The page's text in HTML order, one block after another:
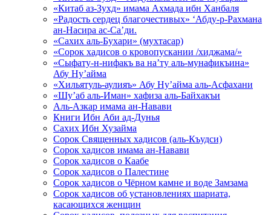
«Китаб аз-Зухд» имама Ахмада ибн Ханбаля
«Радость сердец благочестивых» ‘Абду-р-Рахмана
ан-Насира ас-Са’ди.
«Сахих аль-Бухари» (мухтасар)
«Сорок хадисов о кровопускании /хиджама/»
«Сыфату-н-нифакъ ва на’ту аль-мунафикъина»
Абу Ну’айма
«Хильятуль-аулияъ» Абу Ну’айма аль-Асфахани
«Шу’аб аль-Иман» хафиза аль-Байхакъи
Аль-Азкар имама ан-Навави
Книги Ибн Аби ад-Дунья
Сахих Ибн Хузайма
Сорок Священных хадисов (аль-Къудси)
Сорок хадисов имама ан-Навави
Сорок хадисов о Каабе
Сорок хадисов о Палестине
Сорок хадисов о Чёрном камне и воде Замзама
Сорок хадисов об установлениях шариата,
касающихся женщин